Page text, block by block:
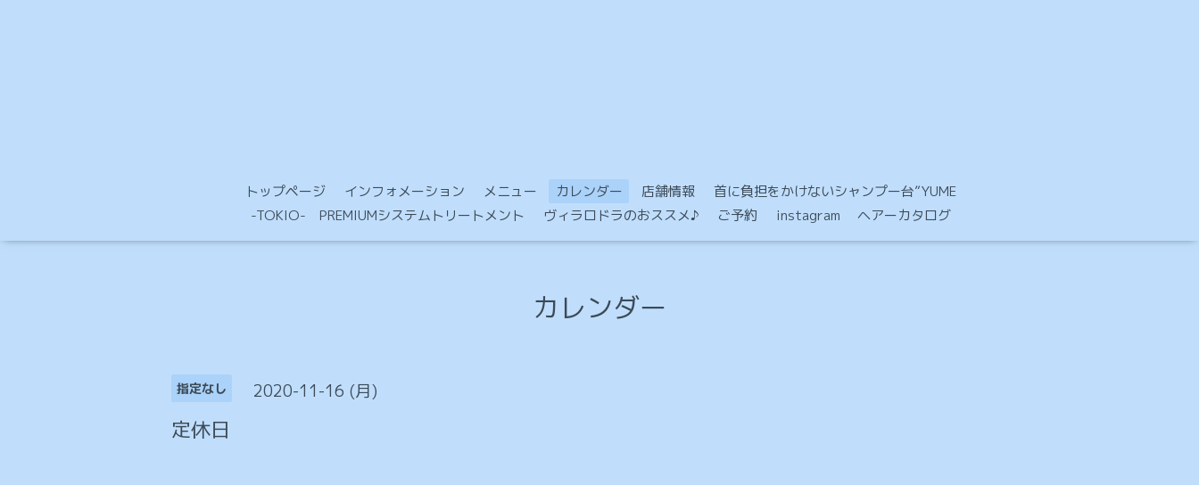
トップページ インフォメーション メニュー カレンダー 店舗情報
首に負担をかけないシャンプー台”YUME
-TOKIO- PREMIUMシステムトリートメント
ヴィラロドラのおススメ♪ ご予約 instagram ヘアーカタログ
カレンダー
指定なし 2020-11-16 (月)
定休日